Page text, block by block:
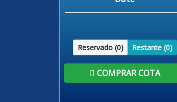
Reservado (0) Restante (0)
COMPRAR COTA